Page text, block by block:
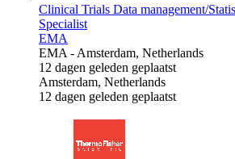
Clinical Trials Data management/
Specialist
EMA
EMA-Amsterdam, Netherlands
12 dagen geleden geplaatst
Amsterdam, Netherlands
12 dagen geleden geplaatst